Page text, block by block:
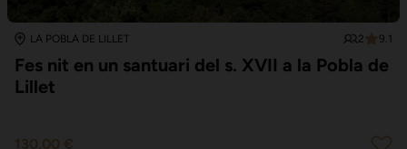
LA POBLA DE LILLET 2 9.1
Fes nit en un santuari del s. XVII a la Pobla de
Lillet